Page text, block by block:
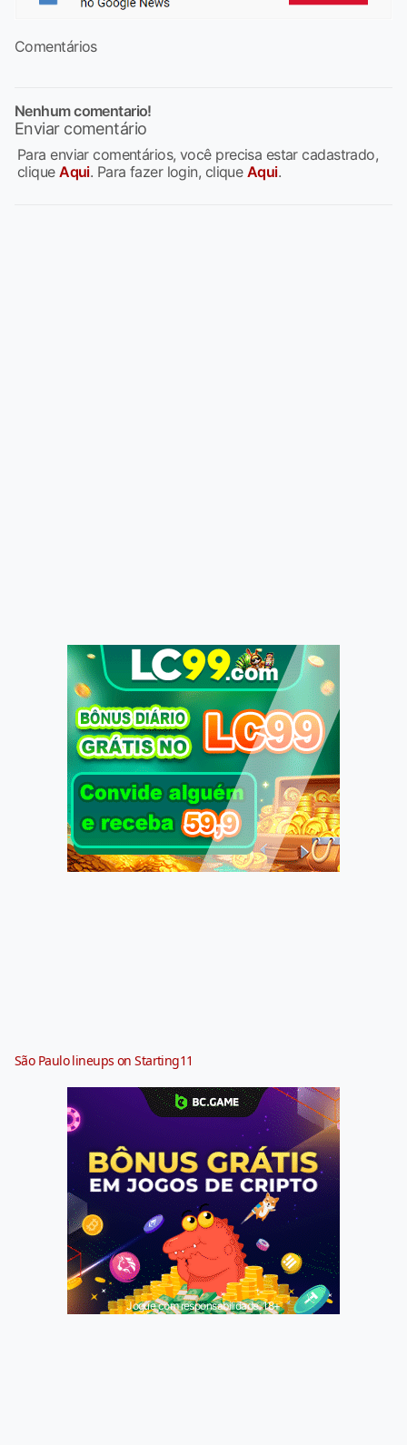
Comentários
Nenhum comentario!
Enviar comentário
Para enviar comentários, você precisa estar cadastrado,
cliqueAqui. Para fazer login, clique Aqui.
São Paulo lineups on Starting11
Jogue com responsabilidade. 18+